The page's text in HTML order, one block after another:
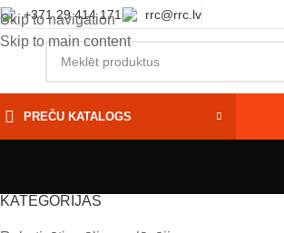
Skip to navigation
Skip to main content
+371 29 414 171 rrc@rrc.lv
PREČU KATALOGS
KATEGORIJAS